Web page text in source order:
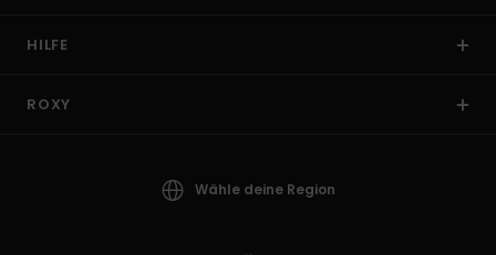
HILFE
ROXY
Wähle deine Region